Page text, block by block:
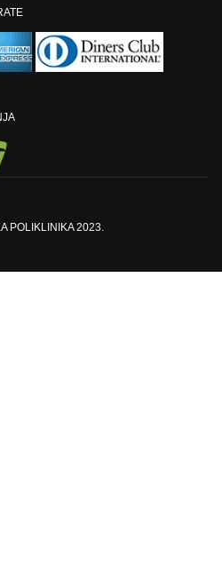
POLIKLINIKA 2023.